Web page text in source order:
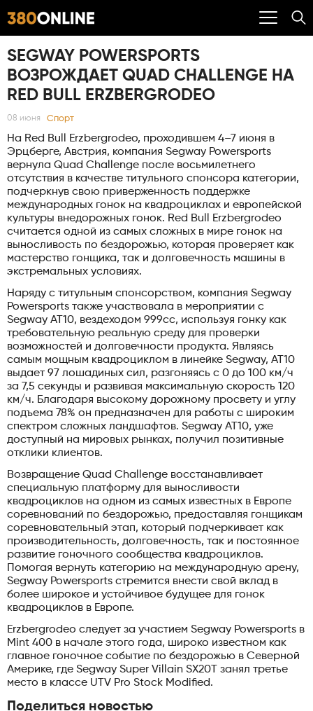
SEGWAY POWERSPORTS
ВОЗРОЖДАЕТ QUAD CHALLENGE НА
RED BULL ERZBERGRODEO
08 июня Спорт
На Red Bull Erzbergrodeo, проходившем 4–7 июня в
Эрцберге, Австрия, компания Segway Powersports
вернула Quad Challenge после восьмилетнего
отсутствия в качестве титульного спонсора категории,
подчеркнув свою приверженность поддержке
международных гонок на квадроциклах и европейской
культуры внедорожных гонок. Red Bull Erzbergrodeo
считается одной из самых сложных в мире гонок на
выносливость по бездорожью, которая проверяет как
мастерство гонщика, так и долговечность машины в
экстремальных условиях.
Наряду с титульным спонсорством, компания Segway
Powersports также участвовала в мероприятии с
Segway AT10, вездеходом 999cc, используя гонку как
требовательную реальную среду для проверки
возможностей и долговечности продукта. Являясь
самым мощным квадроциклом в линейке Segway, AT10
выдает 97 лошадиных сил, разгоняясь с 0 до 100 км/ч
за 7,5 секунды и развивая максимальную скорость 120
км/ч. Благодаря высокому дорожному просвету и углу
подъема 78% он предназначен для работы с широким
спектром сложных ландшафтов. Segway AT10, уже
доступный на мировых рынках, получил позитивные
отклики клиентов.
Возвращение Quad Challenge восстанавливает
специальную платформу для выносливости
квадроциклов на одном из самых известных в Европе
соревнований по бездорожью, предоставляя гонщикам
соревновательный этап, который подчеркивает как
производительность, долговечность, так и постоянное
развитие гоночного сообщества квадроциклов.
Помогая вернуть категорию на международную арену,
Segway Powersports стремится внести свой вклад в
более широкое и устойчивое будущее для гонок
квадроциклов в Европе.
Erzbergrodeo следует за участием Segway Powersports в
Mint 400 в начале этого года, широко известном как
главное гоночное событие по бездорожью в Северной
Америке, где Segway Super Villain SX20T занял третье
место в классе UTV Pro Stock Modified.
Поделиться новостью